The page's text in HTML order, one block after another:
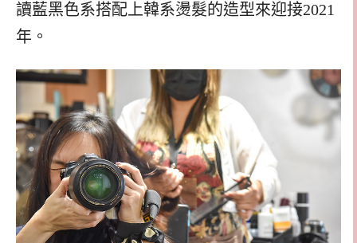
讀藍黑色系搭配上韓系燙髮的造型來迎接2021
年。